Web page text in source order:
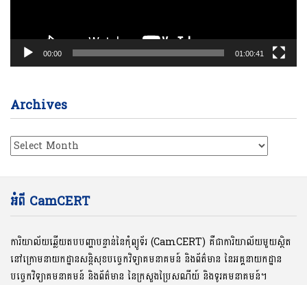
00:00 01:00:41
Archives
Archives
អំពី CamCERT
ការិយាល័យឆ្លើយតបបញ្ហាបន្ទាន់នៃកុំព្យូទ័រ (CamCERT) គឺជាការិយាល័យមួយស្ថិត
នៅក្រោមនាយកដ្ឋានសន្តិសុខបច្ចេកវិទ្យាគមនាគមន៍ និងព័ត៌មាន នៃអគ្គនាយកដ្ឋាន
បច្ចេកវិទ្យាគមនាគមន៍ និងព័ត៌មាន នៃក្រសួងប្រៃសណីយ៍ និងទូរគមនាគមន៍។